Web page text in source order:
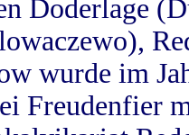
Doderlage
wurde im
Freudenfier